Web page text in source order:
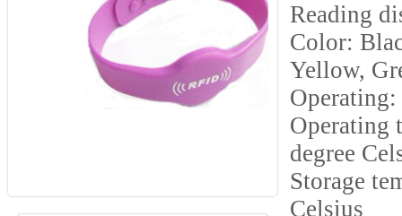
Reading
Color:
Yellow,
Operating
degree
Storage
Celsius